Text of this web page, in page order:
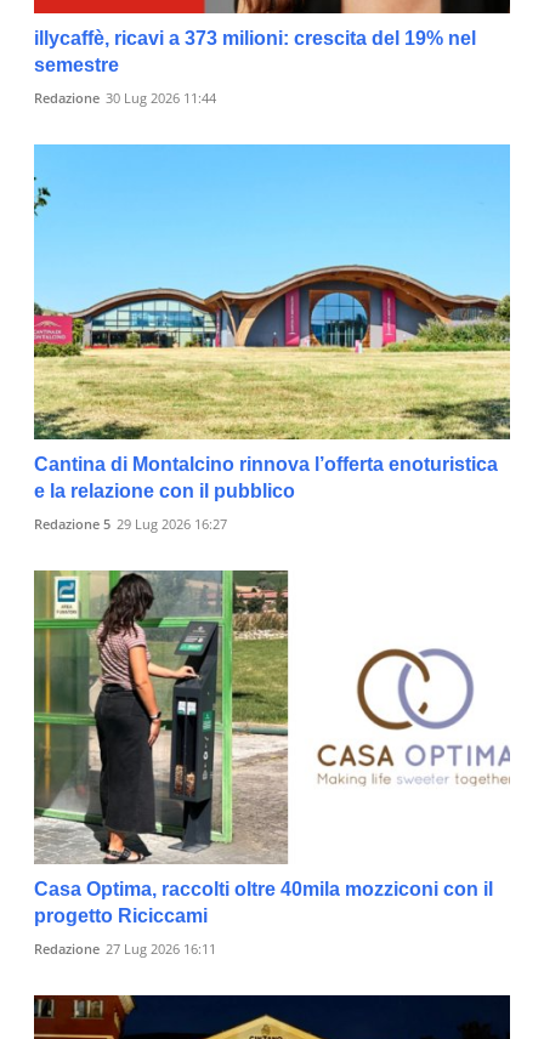
illycaffè, ricavi a 373 milioni: crescita del 19% nel
semestre
Redazione 30 Lug 2026 11:44
Cantina di Montalcino rinnova l’offerta enoturistica
e la relazione con il pubblico
Redazione 5 29 Lug 2026 16:27
Casa Optima, raccolti oltre 40mila mozziconi con il
progetto Riciccami
Redazione 27 Lug 2026 16:11